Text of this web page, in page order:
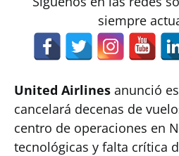
siempre
United Airlines anunció
cancelará decenas de
centro de operaciones en
tecnológicas y falta crítica